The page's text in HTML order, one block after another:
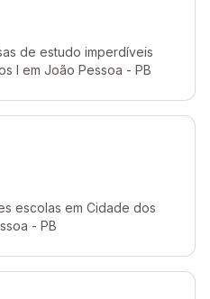
de estudo imperdíveis
I em João Pessoa - PB
escolas em Cidade dos
- PB